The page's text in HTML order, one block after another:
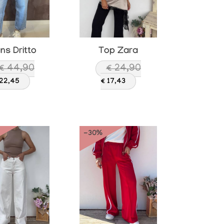
Dritto
44,90
Top Zara
€ 24,90
€ 17,43
-30%